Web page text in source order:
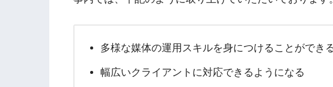
多様な媒体の運用スキルを身につけることができ
幅広いクライアントに対応できるようになる